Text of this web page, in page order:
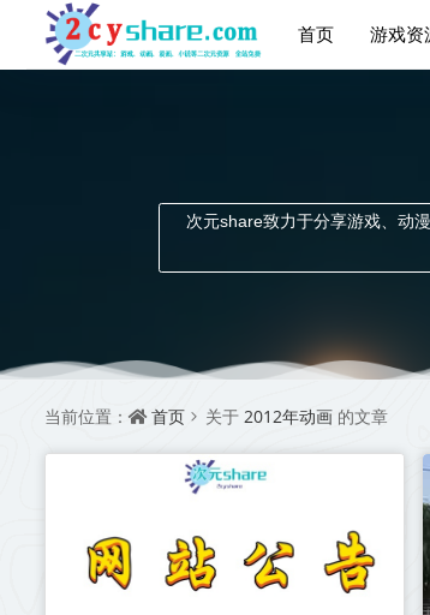
首页 游戏资
次元share致力于分享游戏、动
当前位置： 首页 关于 2012年动画 的文章